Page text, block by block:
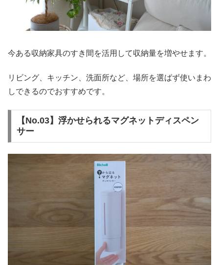
今ある収納家具のすき間を活用して収納量を増やせます。
リビング、キッチン、洗面所など、場所を選ばず使いまわ
しできるのでおすすめです。
【No.03】浮かせられるマグネットディスペン
サー